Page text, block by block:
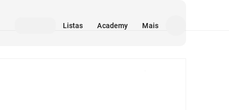
Listas Academy Mais